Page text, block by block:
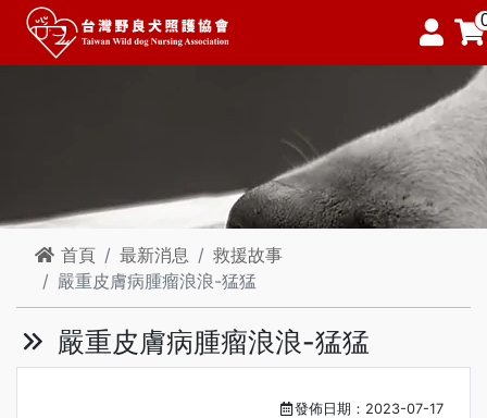
首頁 最新消息
救援故事
嚴重皮膚病腫瘤浪浪-猛猛
嚴重皮膚病腫瘤浪浪-猛猛
發佈日期：2023-07-17